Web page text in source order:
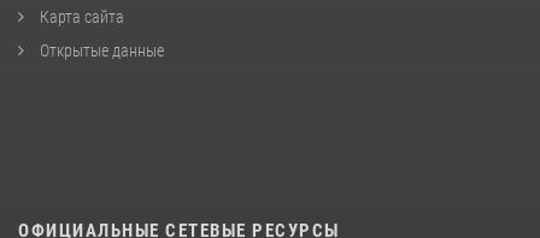
Карта сайта
Открытые данные
ОФИЦИАЛЬНЫЕ СЕТЕВЫЕ РЕСУРСЫ